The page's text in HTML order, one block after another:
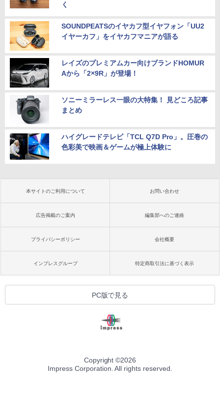
く
SOUNDPEATSのイヤカフ型イヤフォン「UU2
イヤーカフ」をイヤカフマニアが語る
レイズのプレミアムカー向けブランドHOMUR
Aから「2×9R」が登場！
ソニーミラーレス一眼の大特集！ 見どころ記事
まとめ
ハイグレードテレビ「TCL Q7D Pro」。圧巻の
色彩美で映画＆ゲームが極上体験に
本サイトのご利用について お問い合わせ
広告掲載のご案内 編集部へのご連絡
プライバシーポリシー 会社概要
インプレスグループ 特定商取引法に基づく表示
PC版で見る
Copyright ©2026
Impress Corporation. All rights reserved.